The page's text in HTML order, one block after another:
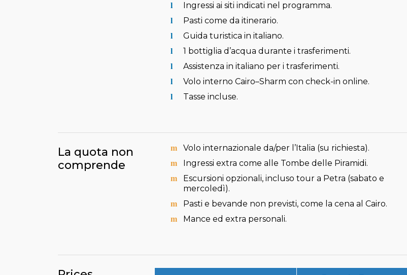
Ingressi ai siti indicati nel programma.
Pasti come da itinerario.
Guida turistica in italiano.
1 bottiglia d’acqua durante i trasferimenti.
Assistenza in italiano per i trasferimenti.
Volo interno Cairo–Sharm con check-in online.
Tasse incluse.
La quota non
comprende
Volo internazionale da/per l’Italia (su richiesta).
Ingressi extra come alle Tombe delle Piramidi.
Escursioni opzionali, incluso tour a Petra (sabato e
mercoledì).
Pasti e bevande non previsti, come la cena al Cairo.
Mance ed extra personali.